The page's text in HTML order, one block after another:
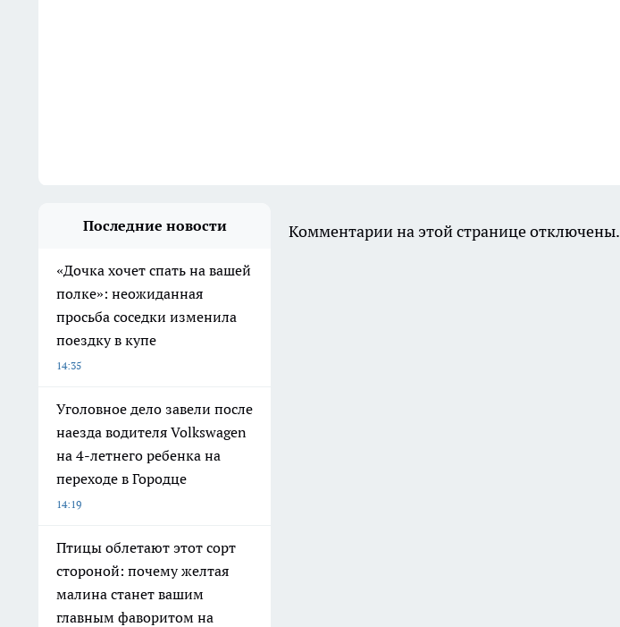
Последние новости
«Дочка хочет спать на вашей
полке»: неожиданная
просьба соседки изменила
поездку в купе
14:35
Уголовное дело завели после
наезда водителя Volkswagen
на 4-летнего ребенка на
переходе в Городце
14:19
Птицы облетают этот сорт
стороной: почему желтая
малина станет вашим
главным фаворитом на
Комментарии на этой странице отключены.